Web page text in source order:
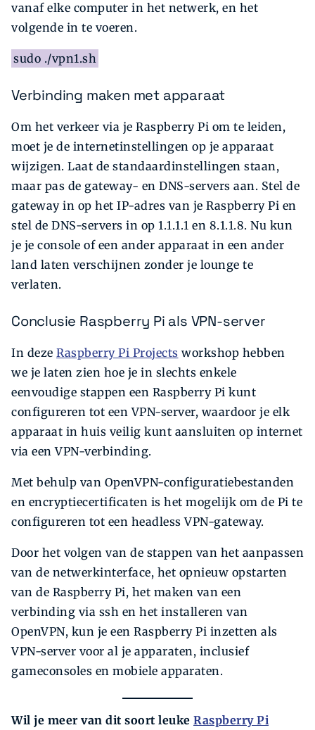
vanaf elke computer in het netwerk, en het
volgende in te voeren.
sudo ./vpn1.sh
Verbinding maken met apparaat
Om het verkeer via je Raspberry Pi om te leiden,
moet je de internetinstellingen op je apparaat
wijzigen. Laat de standaardinstellingen staan,
maar pas de gateway- en DNS-servers aan. Stel de
gateway in op het IP-adres van je Raspberry Pi en
stel de DNS-servers in op 1.1.1.1 en 8.1.1.8. Nu kun
je je console of een ander apparaat in een ander
land laten verschijnen zonder je lounge te
verlaten.
Conclusie Raspberry Pi als VPN-server
In deze Raspberry Pi Projects workshop hebben
we je laten zien hoe je in slechts enkele
eenvoudige stappen een Raspberry Pi kunt
configureren tot een VPN-server, waardoor je elk
apparaat in huis veilig kunt aansluiten op internet
via een VPN-verbinding.
Met behulp van OpenVPN-configuratiebestanden
en encryptiecertificaten is het mogelijk om de Pi te
configureren tot een headless VPN-gateway.
Door het volgen van de stappen van het aanpassen
van de netwerkinterface, het opnieuw opstarten
van de Raspberry Pi, het maken van een
verbinding via ssh en het installeren van
OpenVPN, kun je een Raspberry Pi inzetten als
VPN-server voor al je apparaten, inclusief
gameconsoles en mobiele apparaten.
Wil je meer van dit soort leuke Raspberry Pi